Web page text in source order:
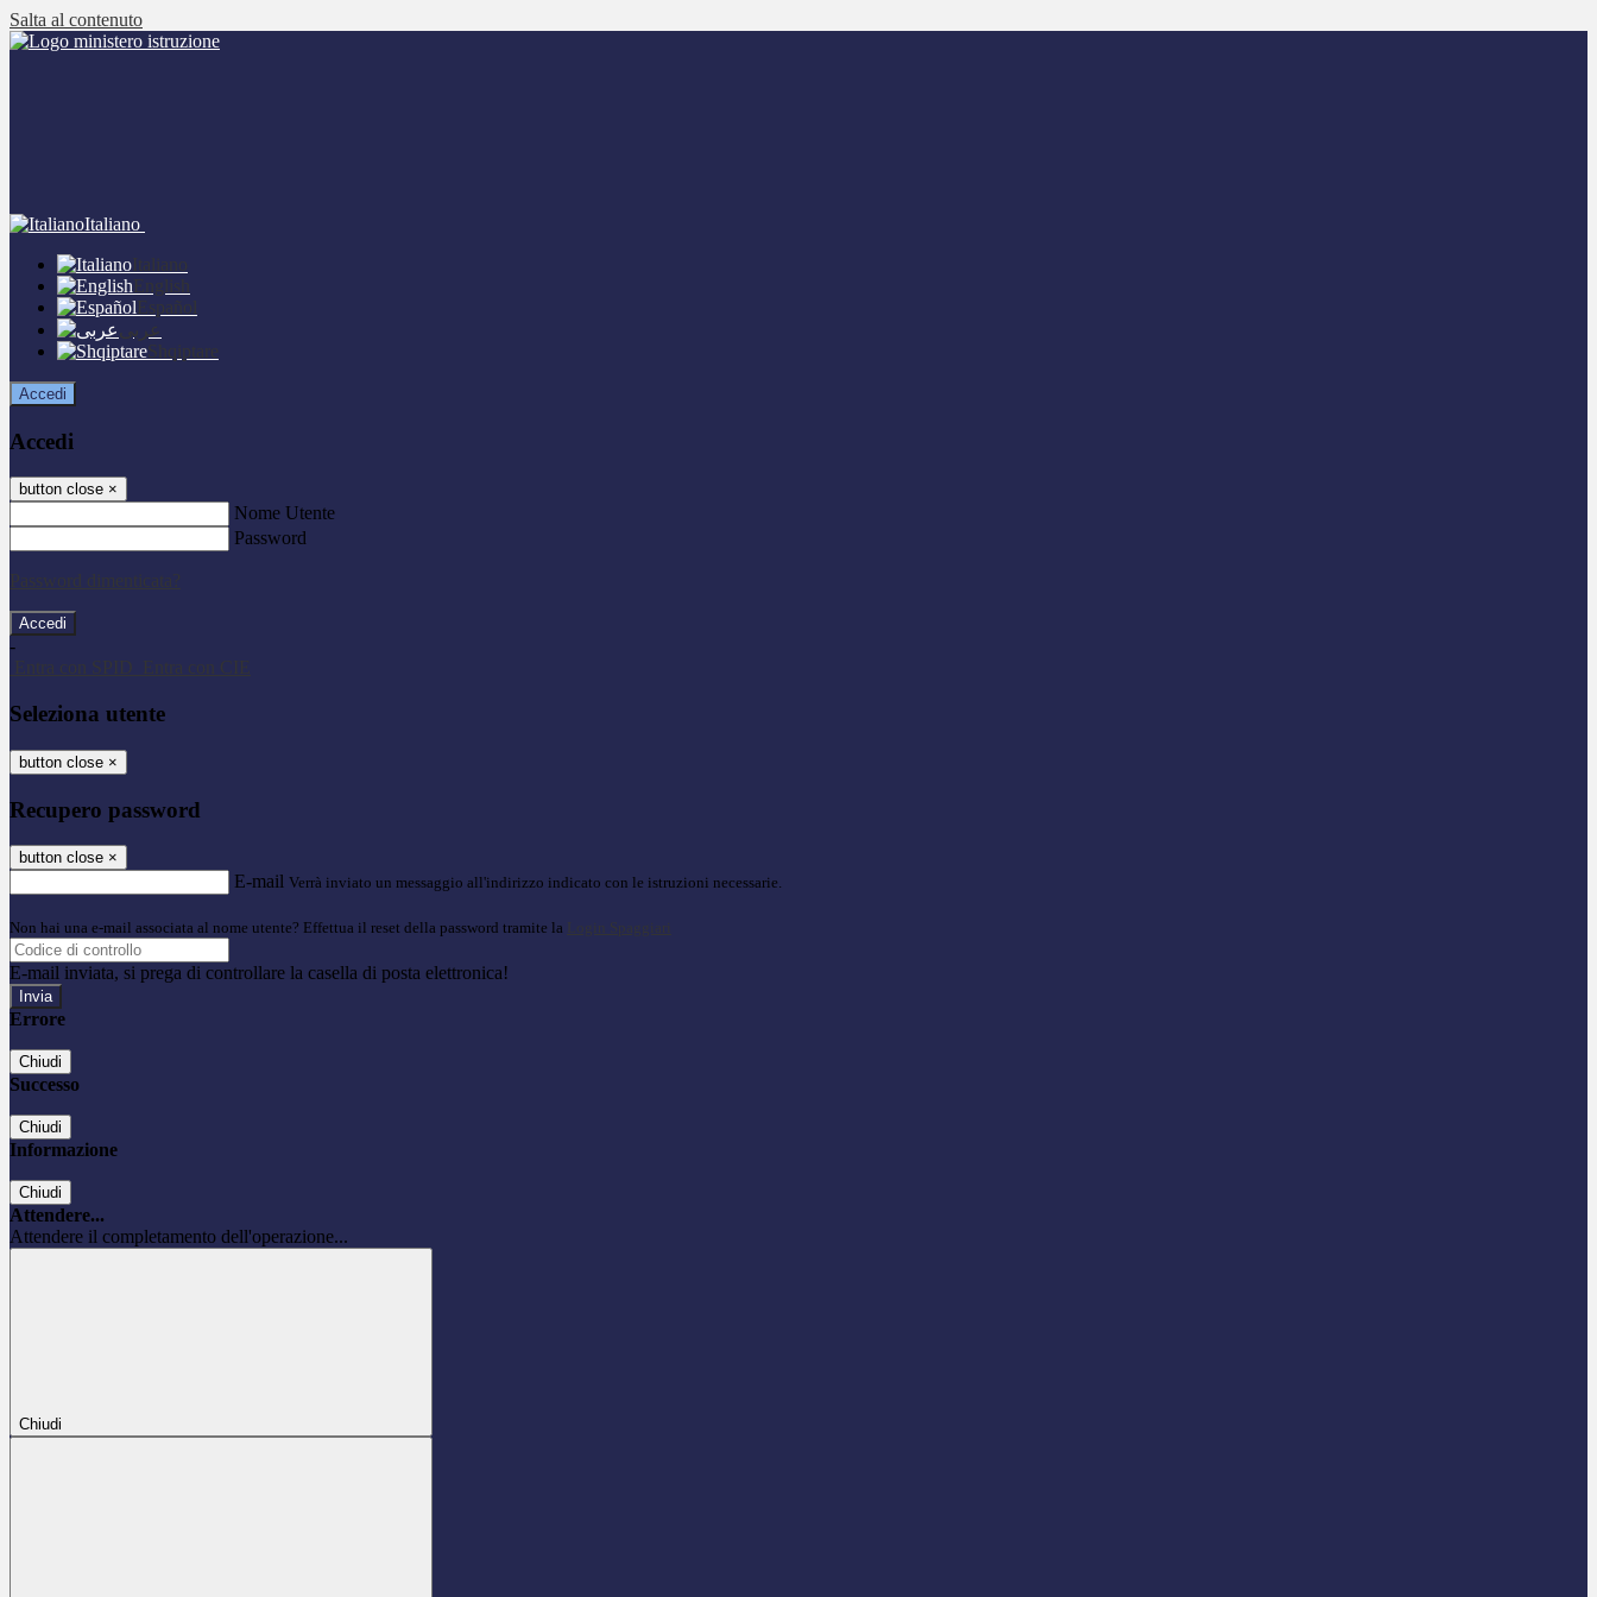
Salta al contenuto
Italiano
Italiano
English
Español
عربى
Shqiptare
Accedi
Accedi
button close ×
Nome Utente
Password
Password dimenticata?
-
Entra con SPID
Entra con CIE
Seleziona utente
button close ×
Recupero password
button close ×
E-mail Verrà inviato un messaggio all'indirizzo indicato con le istruzioni necessarie.
Non hai una e-mail associata al nome utente? Effettua il reset della password tramite la Login Spaggiari
E-mail inviata, si prega di controllare la casella di posta elettronica!
Errore
Chiudi
Successo
Chiudi
Informazione
Chiudi
Attendere...
Attendere il completamento dell'operazione...
Chiudi